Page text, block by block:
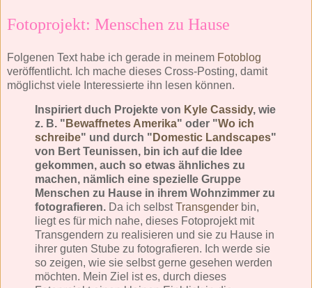
Fotoprojekt: Menschen zu Hause
Folgenen Text habe ich gerade in meinem Fotoblog
veröffentlicht. Ich mache dieses Cross-Posting, damit
möglichst viele Interessierte ihn lesen können.
Inspiriert duch Projekte von Kyle Cassidy, wie
z. B. " Bewaffnetes Amerika" oder "Wo ich
schreibe" und durch " Domestic Landscapes"
von Bert Teunissen, bin ich auf die Idee
gekommen, auch so etwas ähnliches zu
machen, nämlich eine spezielle Gruppe
Menschen zu Hause in ihrem Wohnzimmer zu
fotografieren. Da ich selbstTransgender bin,
liegt es für mich nahe, dieses Fotoprojekt mit
Transgendern zu realisieren und sie zu Hause in
ihrer guten Stube zu fotografieren. Ich werde sie
so zeigen, wie sie selbst gerne gesehen werden
möchten. Mein Ziel ist es, durch dieses